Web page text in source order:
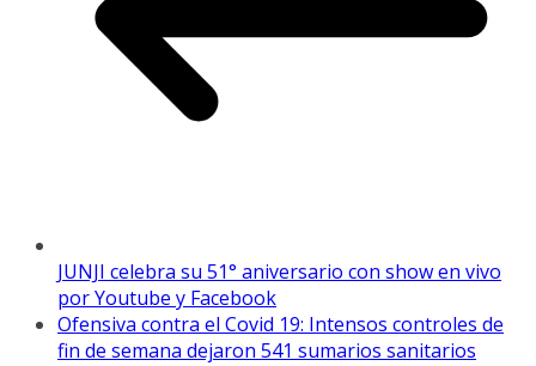
JUNJI celebra su 51° aniversario con show en vivo
por Youtube y Facebook
Ofensiva contra el Covid 19: Intensos controles de
fin de semana dejaron 541 sumarios sanitarios